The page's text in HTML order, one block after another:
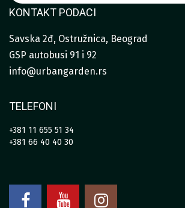
KONTAKT PODACI
Savska 2đ, Ostružnica, Beograd
GSP autobusi 91 i 92
info@urbangarden.rs
TELEFONI
+381 11 655 51 34
+381 66 40 40 30